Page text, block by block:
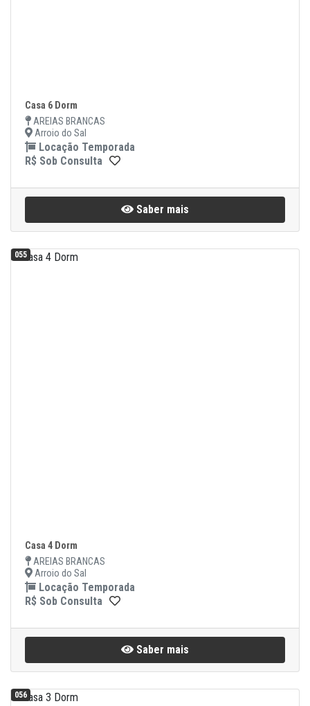
Casa 6 Dorm
AREIAS BRANCAS
Arroio do Sal
Locação Temporada
R$ Sob Consulta
Saber mais
055
Casa 4 Dorm
AREIAS BRANCAS
Arroio do Sal
Locação Temporada
R$ Sob Consulta
Saber mais
056